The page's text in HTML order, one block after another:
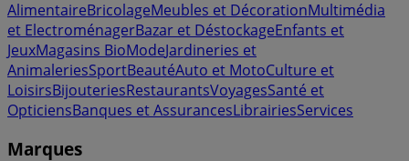
AlimentaireBricolageMeubles et DécorationMultimédia
et ElectroménagerBazar et DéstockageEnfants et
JeuxMagasins BioModeJardineries et
AnimaleriesSportBeautéAuto et MotoCulture et
LoisirsBijouteriesRestaurantsVoyagesSanté et
OpticiensBanques et AssurancesLibrairiesServices
Marques